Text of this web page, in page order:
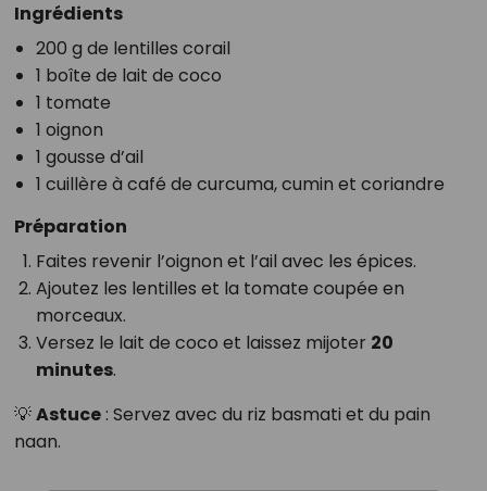
Ingrédients
200 g de lentilles corail
1 boîte de lait de coco
1 tomate
1 oignon
1 gousse d’ail
1 cuillère à café de curcuma, cumin et coriandre
Préparation
Faites revenir l’oignon et l’ail avec les épices.
Ajoutez les lentilles et la tomate coupée en
morceaux.
Versez le lait de coco et laissez mijoter 20
minutes.
💡Astuce: Servez avec du riz basmati et du pain
naan.